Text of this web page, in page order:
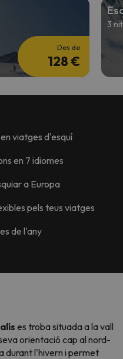
Des de
128 €
3
viatges d'esquí
en 7 idiomes
a Europa
pels teus viatges
de l'any
es troba situada a la vall
orientació cap al nord-
durant l'hivern i permet